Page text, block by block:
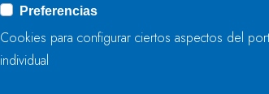
19 DE
Preferencias
Cookies para configurar ciertos aspectos del
individual